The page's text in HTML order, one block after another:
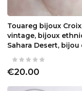
Touareg bijoux
vintage, bijoux
Sahara Desert,
€20.00